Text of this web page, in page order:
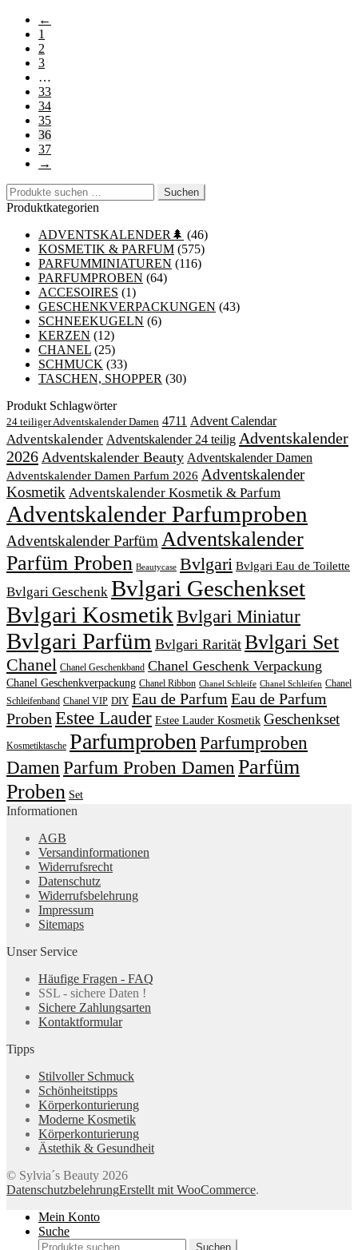
←
1
2
3
…
33
34
35
36
37
→
Suchen
nach:
Suchen
Produktkategorien
ADVENTSKALENDER🌲 (46)
KOSMETIK & PARFUM (575)
PARFUMMINIATUREN (116)
PARFUMPROBEN (64)
ACCESOIRES (1)
GESCHENKVERPACKUNGEN (43)
SCHNEEKUGELN (6)
KERZEN (12)
CHANEL (25)
SCHMUCK (33)
TASCHEN, SHOPPER (30)
Produkt Schlagwörter
24 teiliger Adventskalender Damen 4711 Advent Calendar
Adventskalender Adventskalender 24 teilig Adventskalender
2026 Adventskalender Beauty Adventskalender Damen
Adventskalender Damen Parfum 2026 Adventskalender
Kosmetik Adventskalender Kosmetik & Parfum
Adventskalender Parfumproben
Adventskalender Parfüm Adventskalender
Parfüm Proben Beautycase Bvlgari Bvlgari Eau de Toilette
Bvlgari Geschenk Bvlgari Geschenkset
Bvlgari KosmetikBvlgari Miniatur
Bvlgari Parfüm Bvlgari Rarität Bvlgari Set
Chanel Chanel Geschenkband Chanel Geschenk Verpackung
Chanel Geschenkverpackung Chanel Ribbon Chanel Schleife Chanel Schleifen Chanel
Schleifenband Chanel VIP DIY Eau de Parfum Eau de Parfum
Proben Estee Lauder Estee Lauder Kosmetik Geschenkset
Kosmetiktasche Parfumproben Parfumproben
Damen Parfum Proben Damen Parfüm
Proben Set
Informationen
AGB
Versandinformationen
Widerrufsrecht
Datenschutz
Widerrufsbelehrung
Impressum
Sitemaps
Unser Service
Häufige Fragen - FAQ
SSL - sichere Daten !
Sichere Zahlungsarten
Kontaktformular
Tipps
Stilvoller Schmuck
Schönheitstipps
Körperkonturierung
Moderne Kosmetik
Körperkonturierung
Ästethik & Gesundheit
© Sylvia´s Beauty 2026
DatenschutzbelehrungErstellt mit WooCommerce.
Mein Konto
Suche
Suchen
Suchen